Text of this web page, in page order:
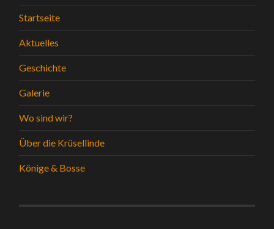
Startseite
Aktuelles
Geschichte
Galerie
Wo sind wir?
Über die Krüsellinde
Könige & Bosse